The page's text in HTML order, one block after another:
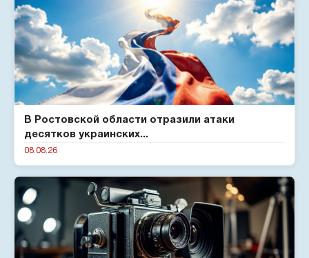
В Ростовской области отразили атаки
десятков украинских...
08.08.26